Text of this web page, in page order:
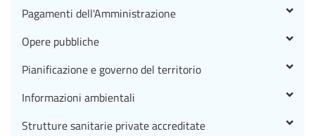
Pagamenti dell'Amministrazione
Opere pubbliche
Pianificazione e governo del territorio
Informazioni ambientali
Strutture sanitarie private accreditate